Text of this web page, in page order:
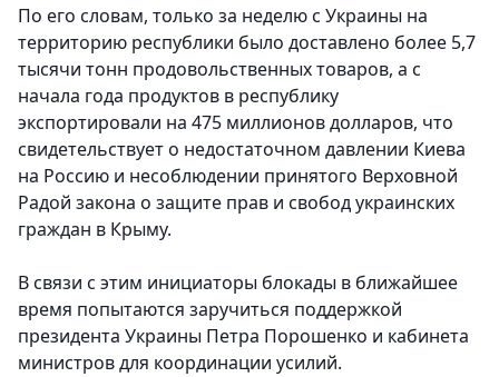
По его словам, только за неделю с Украины на
территорию республики было доставлено более 5,7
тысячи тонн продовольственных товаров, а с
начала года продуктов в республику
экспортировали на 475 миллионов долларов, что
свидетельствует о недостаточном давлении Киева
на Россию и несоблюдении принятого Верховной
Радой закона о защите прав и свобод украинских
граждан в Крыму.
В связи с этим инициаторы блокады в ближайшее
время попытаются заручиться поддержкой
президента Украины Петра Порошенко и кабинета
министров для координации усилий.